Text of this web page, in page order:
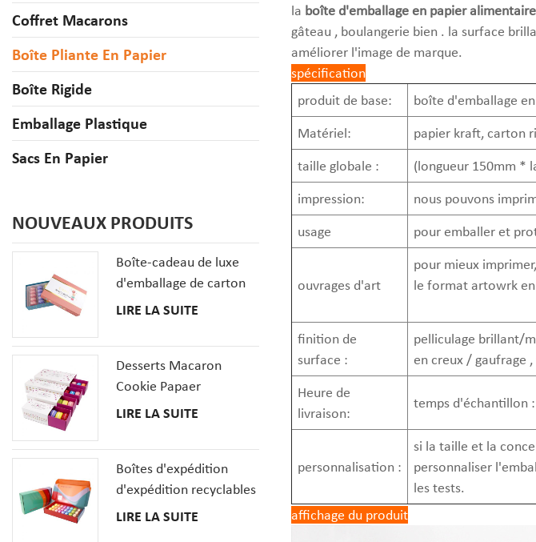
la boîte d'emballage en papier alimentaire
gâteau , boulangerie bien . la surface
améliorer l'image de marque.
spécification
produit de base:
boîte d'emballage
Matériel:
papier kraft, carton
taille globale :
(longueur 150mm *
impression:
nous pouvons
usage
pour emballer et
ouvrages d'art
pour mieux
le format artowrk en
finition de
surface :
pelliculage brillant/
en creux / gaufrage
Heure de
livraison:
temps d'échantillon
personnalisation :
si la taille et la
personnaliser
les tests.
affichage du produit
Coffret Macarons
Boîte Pliante En Papier
Boîte Rigide
Emballage Plastique
Sacs En Papier
NOUVEAUX PRODUITS
Boîte-cadeau de luxe
d'emballage de carton
de biscuits de macaron
insertions
LIRE LA SUITE
Desserts Macaron
Cookie Papaer
Emballage Coffrets
LIRE LA SUITE
Boîtes d'expédition
d'expédition recyclables
pour la boîte en carton
LIRE LA SUITE